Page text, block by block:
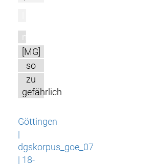
m
[MG]
so
zu
gefährlich
Göttingen
|
dgskorpus_goe_07
| 18-